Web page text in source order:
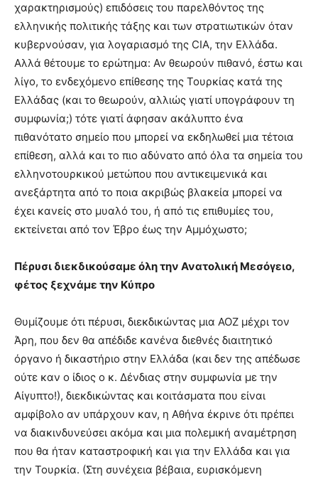
χαρακτηρισμούς) επιδόσεις του παρελθόντος της
ελληνικής πολιτικής τάξης και των στρατιωτικών όταν
κυβερνούσαν, για λογαριασμό της CIA, την Ελλάδα.
Αλλά θέτουμε το ερώτημα: Αν θεωρούν πιθανό, έστω και
λίγο, το ενδεχόμενο επίθεσης της Τουρκίας κατά της
Ελλάδας (και το θεωρούν, αλλιώς γιατί υπογράφουν τη
συμφωνία;) τότε γιατί άφησαν ακάλυπτο ένα
πιθανότατο σημείο που μπορεί να εκδηλωθεί μια τέτοια
επίθεση, αλλά και το πιο αδύνατο από όλα τα σημεία του
ελληνοτουρκικού μετώπου που αντικειμενικά και
ανεξάρτητα από το ποια ακριβώς βλακεία μπορεί να
έχει κανείς στο μυαλό του, ή από τις επιθυμίες του,
εκτείνεται από τον Έβρο έως την Αμμόχωστο;
Πέρυσι διεκδικούσαμε όλη την Ανατολική Μεσόγειο,
φέτος ξεχνάμε την Κύπρο
Θυμίζουμε ότι πέρυσι, διεκδικώντας μια ΑΟΖ μέχρι τον
Άρη, που δεν θα απέδιδε κανένα διεθνές διαιτητικό
όργανο ή δικαστήριο στην Ελλάδα (και δεν της απέδωσε
ούτε καν ο ίδιος ο κ. Δένδιας στην συμφωνία με την
Αίγυπτο!), διεκδικώντας και κοιτάσματα που είναι
αμφίβολο αν υπάρχουν καν, η Αθήνα έκρινε ότι πρέπει
να διακινδυνεύσει ακόμα και μια πολεμική αναμέτρηση
που θα ήταν καταστροφική και για την Ελλάδα και για
την Τουρκία. (Στη συνέχεια βέβαια, ευρισκόμενη